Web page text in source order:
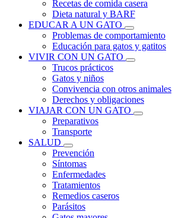
Recetas de comida casera
Dieta natural y BARF
EDUCAR A UN GATO
Problemas de comportamiento
Educación para gatos y gatitos
VIVIR CON UN GATO
Trucos prácticos
Gatos y niños
Convivencia con otros animales
Derechos y obligaciones
VIAJAR CON UN GATO
Preparativos
Transporte
SALUD
Prevención
Síntomas
Enfermedades
Tratamientos
Remedios caseros
Parásitos